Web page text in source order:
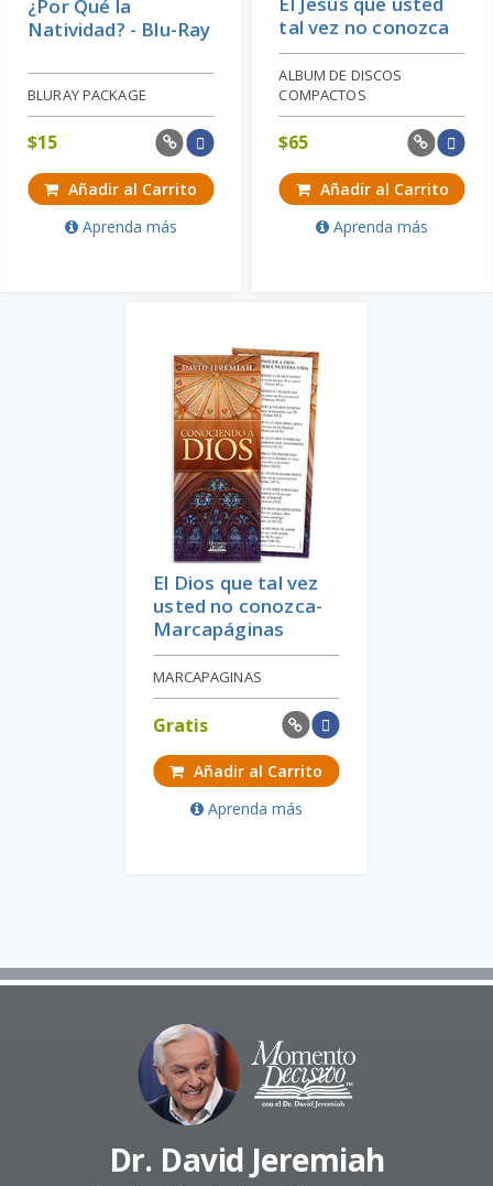
¿Por Qué la
Natividad? - Blu-Ray
BLURAY PACKAGE
$15
Añadir al Carrito
Aprenda más
tal vez no conozca
ALBUM DE DISCOS
COMPACTOS
$65
Añadir al Carrito
Aprenda más
El Dios que tal vez
usted no conozca-
Marcapáginas
MARCAPAGINAS
Gratis
Añadir al Carrito
Aprenda más
Dr. David Jeremiah